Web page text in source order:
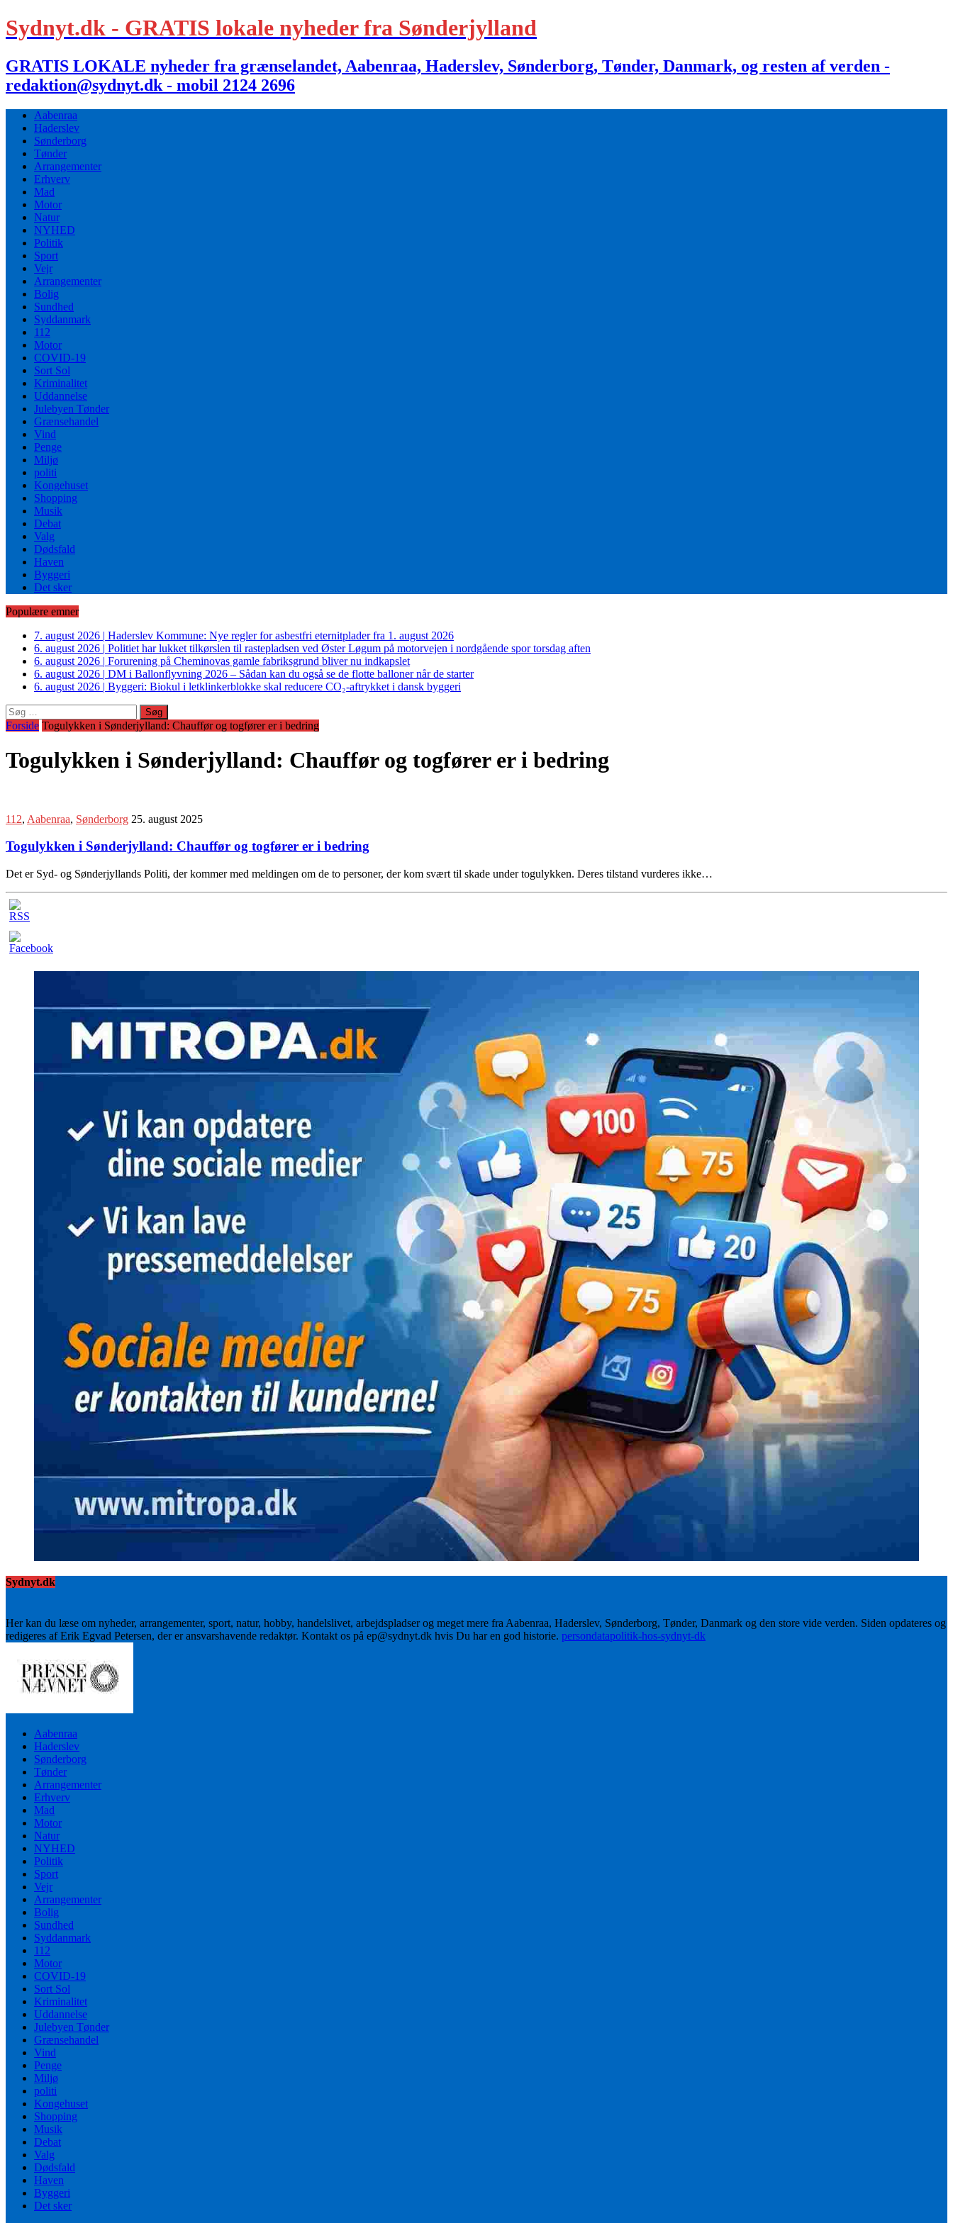
Sydnyt.dk - GRATIS lokale nyheder fra Sønderjylland
GRATIS LOKALE nyheder fra grænselandet, Aabenraa, Haderslev, Sønderborg, Tønder, Danmark, og resten af verden -
redaktion@sydnyt.dk - mobil 2124 2696
Aabenraa
Haderslev
Sønderborg
Tønder
Arrangementer
Erhverv
Mad
Motor
Natur
NYHED
Politik
Sport
Vejr
Arrangementer
Bolig
Sundhed
Syddanmark
112
Motor
COVID-19
Sort Sol
Kriminalitet
Uddannelse
Julebyen Tønder
Grænsehandel
Vind
Penge
Miljø
politi
Kongehuset
Shopping
Musik
Debat
Valg
Dødsfald
Haven
Byggeri
Det sker
Populære emner
7. august 2026 | Haderslev Kommune: Nye regler for asbestfri eternitplader fra 1. august 2026
6. august 2026 | Politiet har lukket tilkørslen til rastepladsen ved Øster Løgum på motorvejen i nordgående spor torsdag aften
6. august 2026 | Forurening på Cheminovas gamle fabriksgrund bliver nu indkapslet
6. august 2026 | DM i Ballonflyvning 2026 – Sådan kan du også se de flotte balloner når de starter
6. august 2026 | Byggeri: Biokul i letklinkerblokke skal reducere CO₂-aftrykket i dansk byggeri
Søg
efter:
Forside Togulykken i Sønderjylland: Chauffør og togfører er i bedring
Togulykken i Sønderjylland: Chauffør og togfører er i bedring
112, Aabenraa, Sønderborg 25. august 2025
Togulykken i Sønderjylland: Chauffør og togfører er i bedring
Det er Syd- og Sønderjyllands Politi, der kommer med meldingen om de to personer, der kom svært til skade under togulykken. Deres tilstand vurderes ikke…
Sydnyt.dk
Her kan du læse om nyheder, arrangementer, sport, natur, hobby, handelslivet, arbejdspladser og meget mere fra Aabenraa, Haderslev, Sønderborg, Tønder, Danmark og den store vide verden. Siden opdateres og
redigeres af Erik Egvad Petersen, der er ansvarshavende redaktør. Kontakt os på ep@sydnyt.dk hvis Du har en god historie. persondatapolitik-hos-sydnyt-dk
Aabenraa
Haderslev
Sønderborg
Tønder
Arrangementer
Erhverv
Mad
Motor
Natur
NYHED
Politik
Sport
Vejr
Arrangementer
Bolig
Sundhed
Syddanmark
112
Motor
COVID-19
Sort Sol
Kriminalitet
Uddannelse
Julebyen Tønder
Grænsehandel
Vind
Penge
Miljø
politi
Kongehuset
Shopping
Musik
Debat
Valg
Dødsfald
Haven
Byggeri
Det sker